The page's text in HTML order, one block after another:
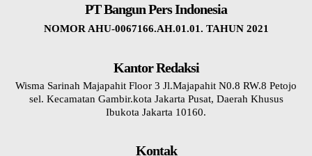
PT Bangun Pers Indonesia
NOMOR AHU-0067166.AH.01.01. TAHUN 2021
Kantor Redaksi
Wisma Sarinah Majapahit Floor 3 Jl.Majapahit N0.8 RW.8 Petojo
sel. Kecamatan Gambir.kota Jakarta Pusat, Daerah Khusus
Ibukota Jakarta 10160.
Kontak